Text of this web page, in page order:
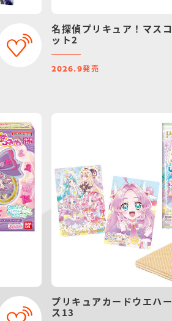
名探偵プリキュア！マスコ
ット2
2026.9発売
プリキュアカードウエハー
ス13